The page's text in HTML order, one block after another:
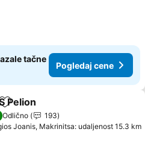
tačne
Pogledaj cene
Dodati u favorite
Pelion
Odlično
193
Joanis, Makrinitsa: udaljenost 15.3 km